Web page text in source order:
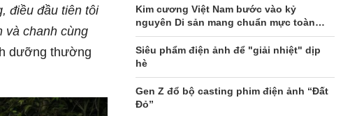
điều đầu tiên tôi
và chanh cùng
dưỡng thường
Kim cương Việt Nam bước vào kỷ
nguyên Di sản mang chuẩn mực toàn
cầu
Siêu phẩm điện ảnh để "giải nhiệt" dịp
hè
Gen Z đổ bộ casting phim điện ảnh “Đất
Đỏ”